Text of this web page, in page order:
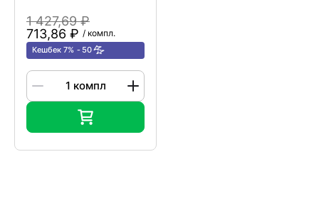
1 427,69 ₽
713,86 ₽ / компл.
Кешбек 7% 50